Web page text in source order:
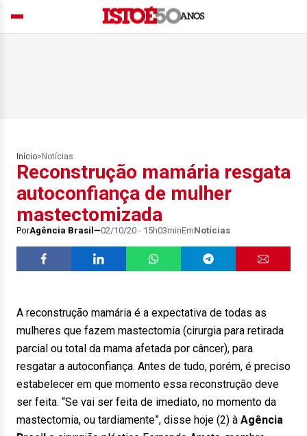
Início> Notícias
Reconstrução mamária resgata
autoconfiança de mulher
mastectomizada
PorAgência Brasil 02/10/20 - 15h03minEmNotícias
A reconstrução mamária é a expectativa de todas as
mulheres que fazem mastectomia (cirurgia para retirada
parcial ou total da mama afetada por câncer), para
resgatar a autoconfiança. Antes de tudo, porém, é preciso
estabelecer em que momento essa reconstrução deve
ser feita. “Se vai ser feita de imediato, no momento da
mastectomia, ou tardiamente”, disse hoje (2) à Agência